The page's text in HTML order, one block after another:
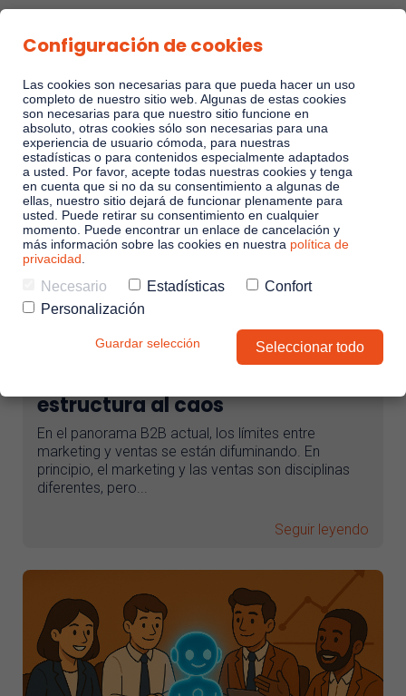
Guías de ventas
Linkando WebPlays
Playbook AI (Jabra)
Comités digitales
Asistente AI
MarTech se une a SalesTech - y
estructura al caos
En el panorama B2B actual, los límites entre
marketing y ventas se están difuminando. En
principio, el marketing y las ventas son disciplinas
diferentes, pero...
Seguir leyendo
Configuración de cookies
Las cookies son necesarias para que pueda hacer un uso
completo de nuestro sitio web. Algunas de estas cookies
son necesarias para que nuestro sitio funcione en
absoluto, otras cookies sólo son necesarias para una
experiencia de usuario cómoda, para nuestras
estadísticas o para contenidos especialmente adaptados
a usted. Por favor, acepte todas nuestras cookies y tenga
en cuenta que si no da su consentimiento a algunas de
ellas, nuestro sitio dejará de funcionar plenamente para
usted. Puede retirar su consentimiento en cualquier
momento. Puede encontrar un enlace de cancelación y
más información sobre las cookies en nuestra política de
privacidad
Necesario Estadísticas
Confort
Personalización
Guardar selección Seleccionar todo